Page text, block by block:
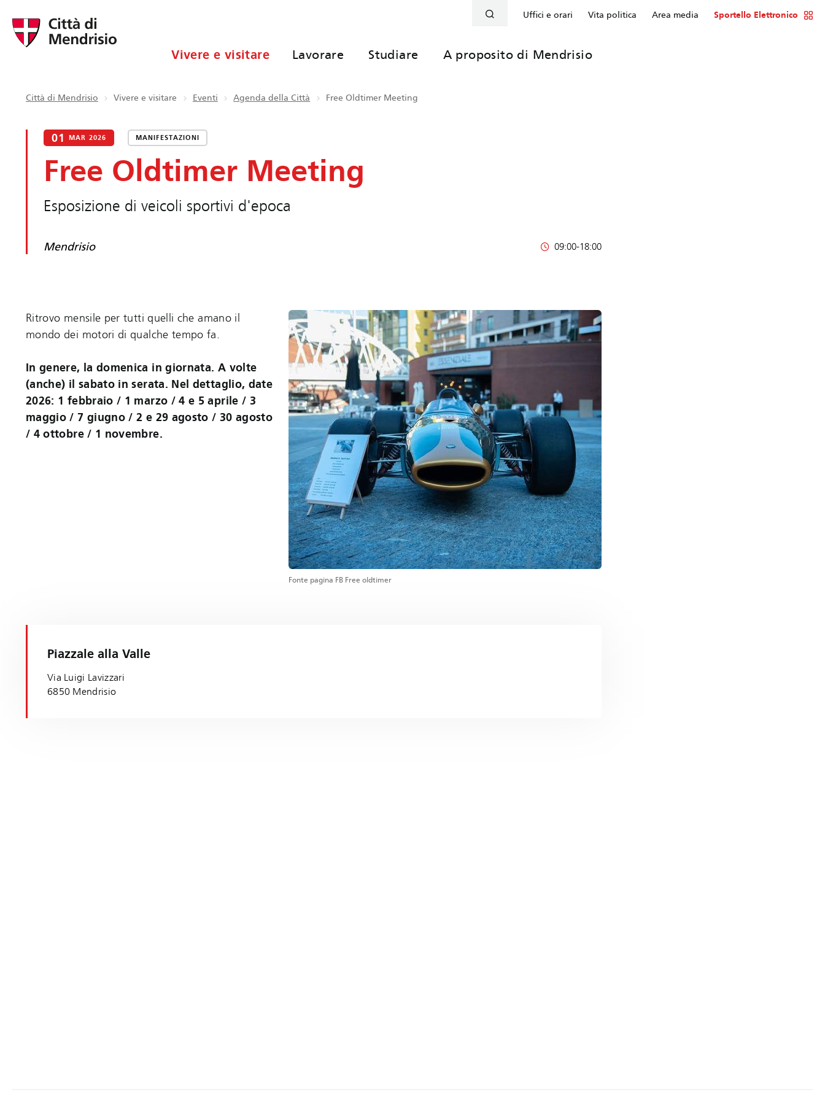
Uffici e orari Vita politica Area media Sportello Elettronico
Vivere e visitare Lavorare Studiare A proposito di Mendrisio
Città di Mendrisio Vivere e visitare Eventi Agenda della Città Free Oldtimer Meeting
01 MAR 2026 MANIFESTAZIONI
Free Oldtimer Meeting
Esposizione di veicoli sportivi d'epoca
Mendrisio 09:00-18:00
Fonte pagina FB Free oldtimer
Ritrovo mensile per tutti quelli che amano il
mondo dei motori di qualche tempo fa.
In genere, la domenica in giornata. A volte
(anche) il sabato in serata. Nel dettaglio, date
2026: 1 febbraio / 1 marzo / 4 e 5 aprile / 3
maggio / 7 giugno / 2 e 29 agosto / 30 agosto
/ 4 ottobre / 1 novembre.
Piazzale alla Valle
Via Luigi Lavizzari
6850 Mendrisio